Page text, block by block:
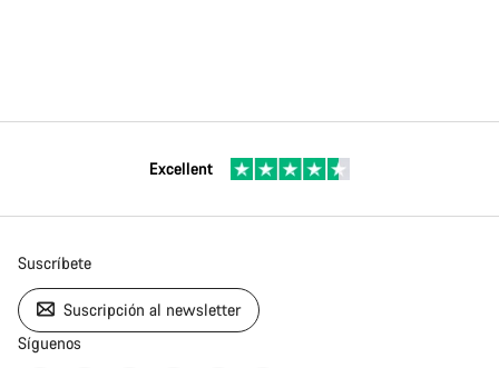
Excellent
Suscríbete
Suscripción al newsletter
Síguenos